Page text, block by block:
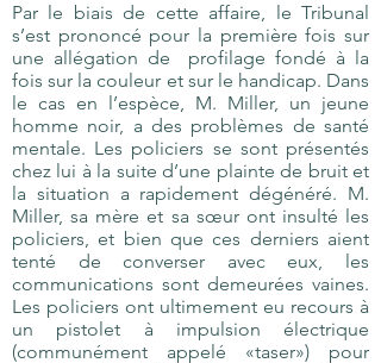
Par le biais de cette affaire, le Tribunal
s’est prononcé pour la première fois sur
une allégation de profilage fondé à la
fois sur la couleur et sur le handicap. Dans
le cas en l’espèce, M. Miller, un jeune
homme noir, a des problèmes de santé
mentale. Les policiers se sont présentés
chez lui à la suite d’une plainte de bruit et
la situation a rapidement dégénéré. M.
Miller, sa mère et sa sœur ont insulté les
policiers, et bien que ces derniers aient
tenté de converser avec eux, les
communications sont demeurées vaines.
Les policiers ont ultimement eu recours à
un pistolet à impulsion électrique
(communément appelé «taser») pour